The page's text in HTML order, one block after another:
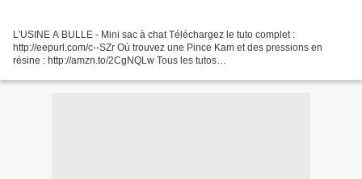
L'USINE A BULLE - Mini sac à chat Téléchargez le tuto complet :
http://eepurl.com/c--SZr Où trouvez une Pince Kam et des pressions en
résine : http://amzn.to/2CgNQLw Tous les tutos
_______________________________________...